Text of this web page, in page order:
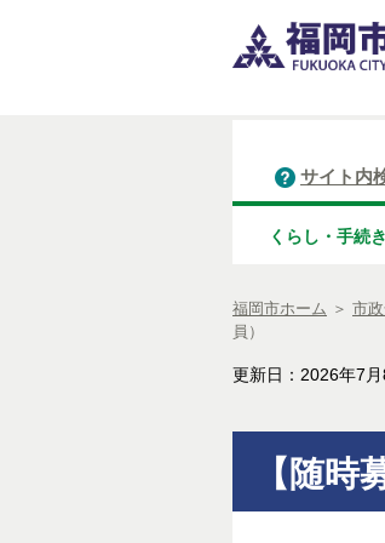
サイト内
くらし・手続き
福岡市ホーム ＞ 市
員）
更新日：2026年7月
【随時